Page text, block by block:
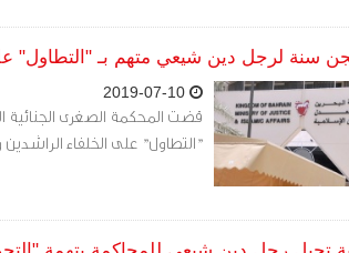
سنة لرجل دين شيعي متهم بـ "التطاول"
قضت المحكمة الصغرى الجنائية
"التطاول" على الخلفاء الراشدين